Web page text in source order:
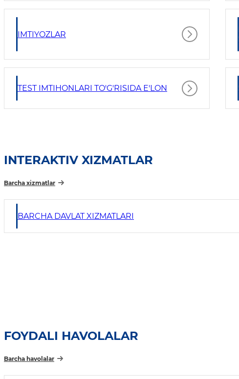
IMTIYOZLAR
TEST IMTIHONLARI TO'G'RISIDA E'LON
INTERAKTIV XIZMATLAR
Barcha xizmatlar
BARCHA DAVLAT XIZMATLARI
FOYDALI HAVOLALAR
Barcha havolalar